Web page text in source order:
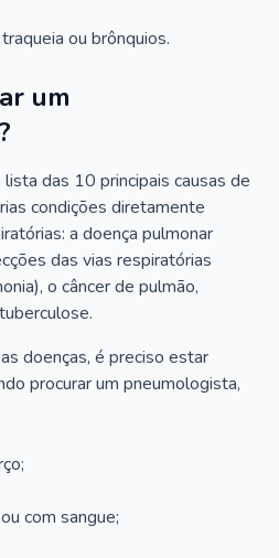
ou brônquios.
um
das 10 principais causas de
condições diretamente
a doença pulmonar
das vias respiratórias
o câncer de pulmão,
doenças, é preciso estar
procurar um pneumologista,
com sangue;